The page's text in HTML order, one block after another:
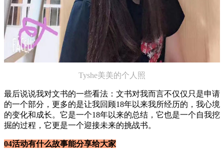
Tyshe美美的个人照
最后说说我对文书的一些看法：文书对我而言不仅仅只是申请
的一个部分，更多的是让我回顾18年以来我所经历的，我心境
的变化和成长。它是一个18年以来的总结，它也是一个自我挖
掘的过程，它更是一个迎接未来的挑战书。
04活动有什么故事能分享给大家